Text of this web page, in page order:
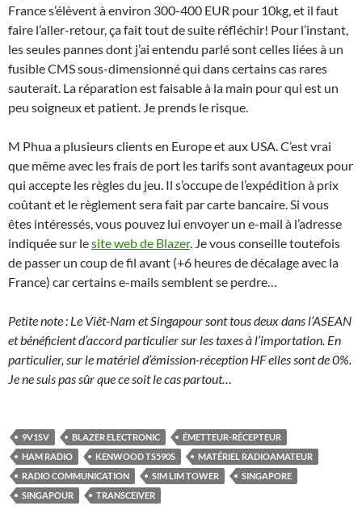
France s’élèvent à environ 300-400 EUR pour 10kg, et il faut
faire l’aller-retour, ça fait tout de suite réfléchir! Pour l’instant,
les seules pannes dont j’ai entendu parlé sont celles liées à un
fusible CMS sous-dimensionné qui dans certains cas rares
sauterait. La réparation est faisable à la main pour qui est un
peu soigneux et patient. Je prends le risque.
M Phua a plusieurs clients en Europe et aux USA. C’est vrai
que même avec les frais de port les tarifs sont avantageux pour
qui accepte les règles du jeu. Il s’occupe de l’expédition à prix
coûtant et le règlement sera fait par carte bancaire. Si vous
êtes intéressés, vous pouvez lui envoyer un e-mail à l’adresse
indiquée sur lesite web de Blazer. Je vous conseille toutefois
de passer un coup de fil avant (+6 heures de décalage avec la
France) car certains e-mails semblent se perdre…
Petite note : Le Viêt-Nam et Singapour sont tous deux dans l’ASEAN
et bénéficient d’accord particulier sur les taxes à l’importation. En
particulier, sur le matériel d’émission-réception HF elles sont de 0%.
Je ne suis pas sûr que ce soit le cas partout…
9V1SV BLAZER ELECTRONIC
ÉMETTEUR-RÉCEPTEUR
HAM RADIO
KENWOOD TS590S
MATÉRIEL RADIOAMATEUR
RADIO COMMUNICATION
SIM LIM TOWER
SINGAPORE
SINGAPOUR
TRANSCEIVER